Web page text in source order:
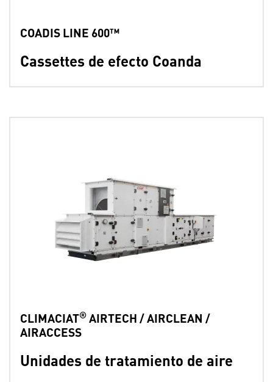
Cassettes de efecto Coanda
COADIS LINE 600™
Unidades de tratamiento de aire
CLIMACIAT® AIRTECH / AIRCLEAN /
AIRACCESS